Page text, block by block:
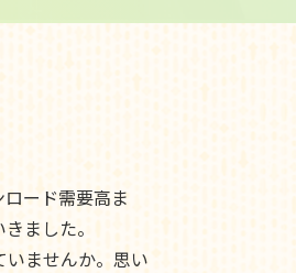
ード需要高ま
ました。
いませんか。思い